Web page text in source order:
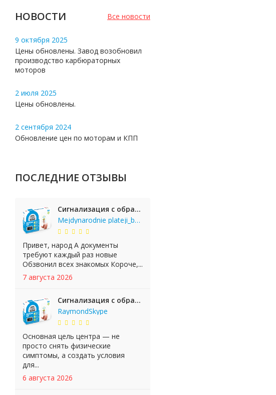
Все новости
НОВОСТИ
9 октября 2025
Цены обновлены. Завод возобновил
производство карбюраторных
моторов
2 июля 2025
Цены обновлены.
2 сентября 2024
Обновление цен по моторам и КПП
ПОСЛЕДНИЕ ОТЗЫВЫ
Сигнализация с обратной связью StarLine E65 BT 2CAN+LIN
Mejdynarodnie plateji_bgKi
Привет, народ А документы
требуют каждый раз новые
Обзвонил всех знакомых Короче,...
7 августа 2026
Сигнализация с обратной связью StarLine E65 BT 2CAN+LIN
RaymondSkype
Основная цель центра — не
просто снять физические
симптомы, а создать условия
для...
6 августа 2026